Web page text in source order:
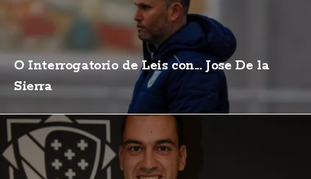
O Interrogatorio de Leis con... Jose De la
Sierra